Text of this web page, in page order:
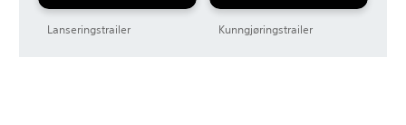
Lanseringstrailer Kunngjøringstrailer